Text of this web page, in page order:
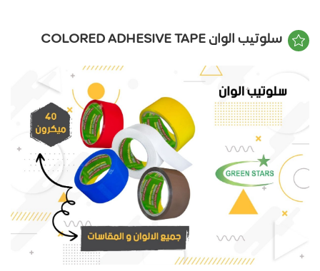
سلوتيب الوان COLORED ADHESIVE TAPE